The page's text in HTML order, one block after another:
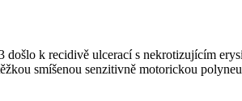
k recidivě ulcerací s nekrotizujícím
smíšenou senzitivně motorickou